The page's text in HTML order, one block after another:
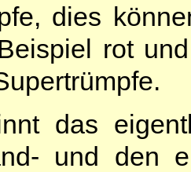
dies
rot
das
und den